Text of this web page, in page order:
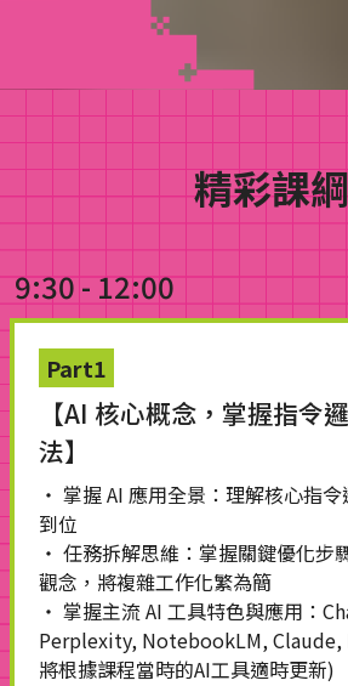
精彩課綱
9:30 - 12:00
Part1
【AI 核心概念，掌握指令
法】
・ 掌握 AI 應用全景：理解核心指
到位
・ 任務拆解思維：掌握關鍵優化步
觀念，將複雜工作化繁為簡
・ 掌握主流 AI 工具特色與應用：
Perplexity, NotebookLM, Claude,
將根據課程當時的AI工具適時更新)